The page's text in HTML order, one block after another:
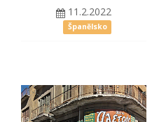
11.2.2022
Španělsko